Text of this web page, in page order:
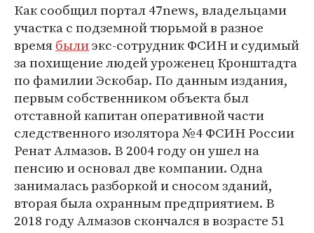
Как сообщил портал 47news, владельцами
участка с подземной тюрьмой в разное
времябылиэкс-сотрудник ФСИН и судимый
за похищение людей уроженец Кронштадта
по фамилии Эскобар. По данным издания,
первым собственником объекта был
отставной капитан оперативной части
следственного изолятора №4 ФСИН России
Ренат Алмазов. В 2004 году он ушел на
пенсию и основал две компании. Одна
занималась разборкой и сносом зданий,
вторая была охранным предприятием. В
2018 году Алмазов скончался в возрасте 51